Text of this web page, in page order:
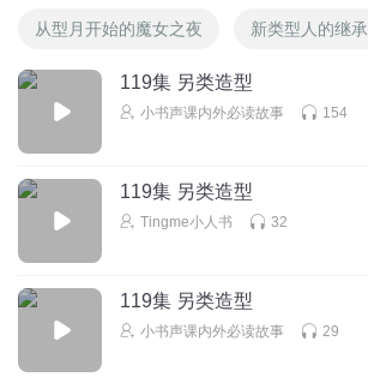
从型月开始的魔女之夜 新类型人的继
119集 另类造型
小书声课内外必读故事 154
119集 另类造型
Tingme小人书 32
119集 另类造型
小书声课内外必读故事 29